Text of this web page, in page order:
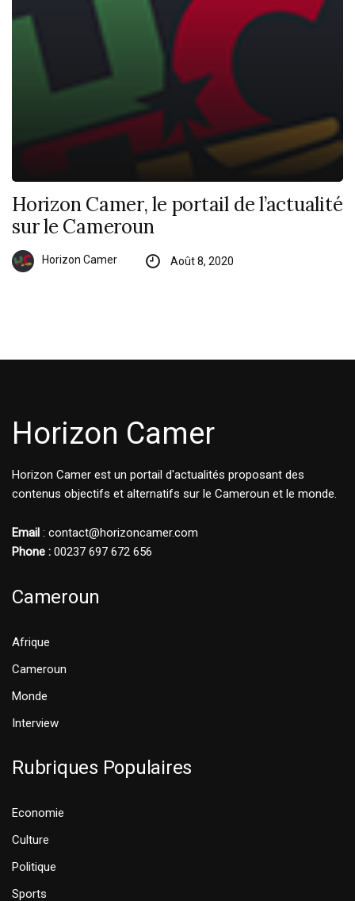
Horizon Camer, le portail de l’actualité
sur le Cameroun
Horizon Camer Août 8, 2020
Horizon Camer
Horizon Camer est un portail d'actualités proposant des
contenus objectifs et alternatifs sur le Cameroun et le monde.
Email : contact@horizoncamer.com
Phone : 00237 697 672 656
Cameroun
Afrique
Cameroun
Monde
Interview
Rubriques Populaires
Economie
Culture
Politique
Sports